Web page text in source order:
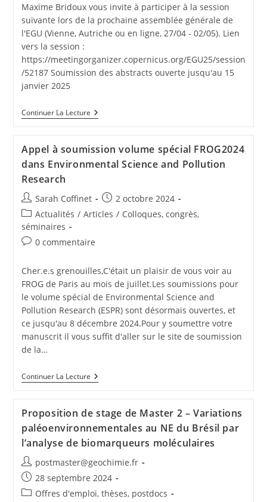
Maxime Bridoux vous invite à participer à la session
suivante lors de la prochaine assemblée générale de
l'EGU (Vienne, Autriche ou en ligne, 27/04 - 02/05). Lien
vers la session :
https://meetingorganizer.copernicus.org/EGU25/session
/52187 Soumission des abstracts ouverte jusqu'au 15
janvier 2025
Continuer La Lecture
Appel à soumission volume spécial FROG2024
dans Environmental Science and Pollution
Research
Sarah Coffinet
2 octobre 2024
Actualités / Articles / Colloques, congrès,
séminaires
0 commentaire
Cher.e.s grenouilles,C'était un plaisir de vous voir au
FROG de Paris au mois de juillet.Les soumissions pour
le volume spécial de Environmental Science and
Pollution Research (ESPR) sont désormais ouvertes, et
ce jusqu'au 8 décembre 2024.Pour y soumettre votre
manuscrit il vous suffit d'aller sur le site de soumission
de la…
Continuer La Lecture
Proposition de stage de Master 2 – Variations
paléoenvironnementales au NE du Brésil par
l’analyse de biomarqueurs moléculaires
postmaster@geochimie.fr
28 septembre 2024
Offres d'emploi, thèses, postdocs